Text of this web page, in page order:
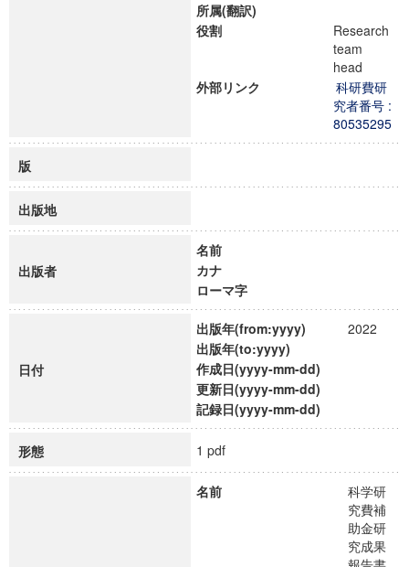
所属(翻訳)
役割
Research
team
head
外部リンク
科研費研
究者番号 :
80535295
版
出版地
出版者
名前
カナ
ローマ字
日付
出版年(from:yyyy)
2022
出版年(to:yyyy)
作成日(yyyy-mm-dd)
更新日(yyyy-mm-dd)
記録日(yyyy-mm-dd)
形態 1 pdf
名前
科学研
究費補
助金研
究成果